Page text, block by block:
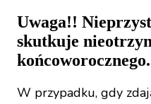
Uwaga!!
skutkuje
końcoworocznego.
W przypadku, gdy